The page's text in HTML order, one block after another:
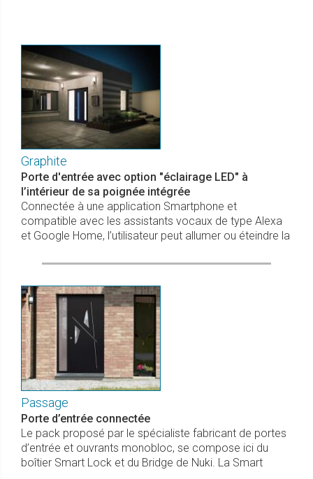
Graphite
Porte d'entrée avec option "éclairage LED" à
l’intérieur de sa poignée intégrée
Connectée à une application Smartphone et
compatible avec les assistants vocaux de type Alexa
et Google Home, l’utilisateur peut allumer ou éteindre la
Passage
Porte d’entrée connectée
Le pack proposé par le spécialiste fabricant de portes
d’entrée et ouvrants monobloc, se compose ici du
boîtier Smart Lock et du Bridge de Nuki. La Smart